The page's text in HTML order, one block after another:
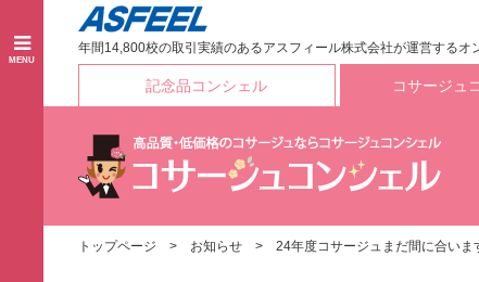
年間14,800校の取引実績のあるアスフィール株式会社が運営するオ
記念品コンシェル コサージュ
トップページ お知らせ 24年度コサージュまだ間に合いま
MENU